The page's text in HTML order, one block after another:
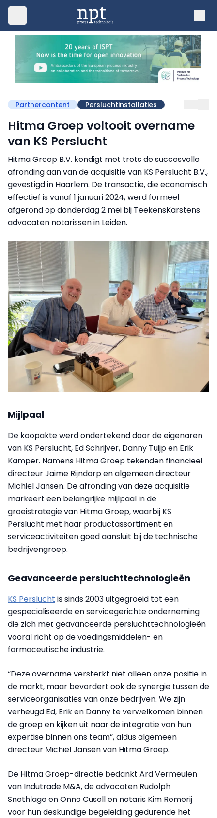
Partnercontent Persluchtinstallaties
Hitma Groep voltooit overname
van KS Perslucht
Hitma Groep B.V. kondigt met trots de succesvolle
afronding aan van de acquisitie van KS Perslucht B.V.,
gevestigd in Haarlem. De transactie, die economisch
effectief is vanaf 1 januari 2024, werd formeel
afgerond op donderdag 2 mei bij TeekensKarstens
advocaten notarissen in Leiden.
Mijlpaal
De koopakte werd ondertekend door de eigenaren
van KS Perslucht, Ed Schrijver, Danny Tuijp en Erik
Kamper. Namens Hitma Groep tekenden financieel
directeur Jaime Rijndorp en algemeen directeur
Michiel Jansen. De afronding van deze acquisitie
markeert een belangrijke mijlpaal in de
groeistrategie van Hitma Groep, waarbij KS
Perslucht met haar productassortiment en
serviceactiviteiten goed aansluit bij de technische
bedrijvengroep.
Geavanceerde persluchttechnologieën
KS Perslucht is sinds 2003 uitgegroeid tot een
gespecialiseerde en servicegerichte onderneming
die zich met geavanceerde persluchttechnologieën
vooral richt op de voedingsmiddelen- en
farmaceutische industrie.
“Deze overname versterkt niet alleen onze positie in
de markt, maar bevordert ook de synergie tussen de
serviceorganisaties van onze bedrijven. We zijn
verheugd Ed, Erik en Danny te verwelkomen binnen
de groep en kijken uit naar de integratie van hun
expertise binnen ons team”, aldus algemeen
directeur Michiel Jansen van Hitma Groep.
De Hitma Groep-directie bedankt Ard Vermeulen
van Indutrade M&A, de advocaten Rudolph
Snethlage en Onno Cusell en notaris Kim Remerij
voor hun deskundige begeleiding gedurende het